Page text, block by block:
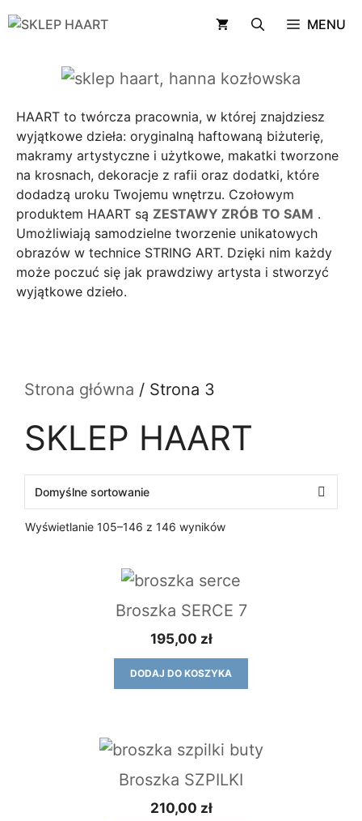
Przejdź
MENU
HAART to twórcza pracownia, w której znajdziesz
wyjątkowe dzieła: oryginalną haftowaną biżuterię,
makramy artystyczne i użytkowe, makatki tworzone
na krosnach, dekoracje z rafii oraz dodatki, które
dodadzą uroku Twojemu wnętrzu. Czołowym
produktem HAART są ZESTAWY ZRÓB TO SAM .
Umożliwiają samodzielne tworzenie unikatowych
obrazów w technice STRING ART. Dzięki nim każdy
może poczuć się jak prawdziwy artysta i stworzyć
wyjątkowe dzieło.
Strona główna / Strona 3
SKLEP HAART
Wyświetlanie 105–146 z 146 wyników
Broszka SERCE 7
195,00 zł
DODAJ DO KOSZYKA
Broszka SZPILKI
210,00 zł